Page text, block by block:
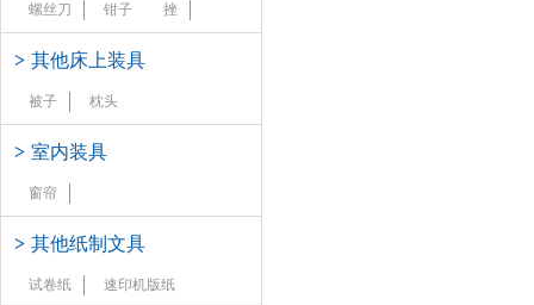
螺丝刀 钳子 挫
> 其他床上装具
被子 枕头
> 室内装具
窗帘
> 其他纸制文具
试卷纸 速印机版纸